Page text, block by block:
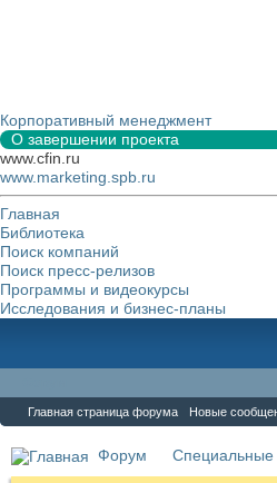
Корпоративный менеджмент
О завершении проекта
www.cfin.ru
www.marketing.spb.ru
Главная
Библиотека
Поиск компаний
Поиск пресс-релизов
Программы и видеокурсы
Исследования и бизнес-планы
Главная страница форума Новые
Форум Специальные